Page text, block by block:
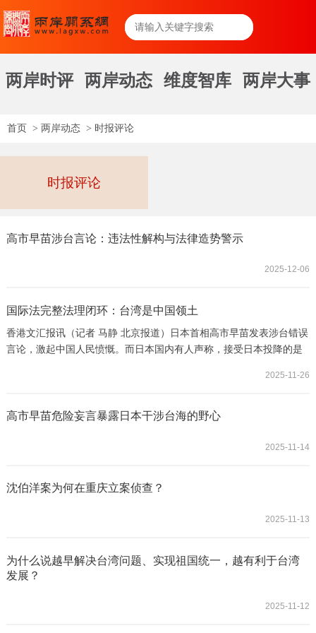
两岸时评 两岸动态 维度智库 两岸大事
首页 > 两岸动态 > 时报评论
时报评论
高市早苗涉台言论：违法性解构与法律造势警示
2025-12-06
国际法完整法理闭环：台湾是中国领土
香港文汇报讯（记者 马静 北京报道）日本首相高市早苗发表涉台错误
言论，激起中国人民愤慨。而日本国内有人声称，接受日本投降的是
改。“发表这种言论的人，要么是对历史无知，要么是刻意歪曲历史，
2025-11-26
高市早苗危险妄言暴露日本干涉台海的野心
2025-11-14
沈伯洋案为何在重庆立案侦查？
2025-11-13
为什么说越早解决台湾问题、实现祖国统一，越有利于台湾
发展？
2025-11-12